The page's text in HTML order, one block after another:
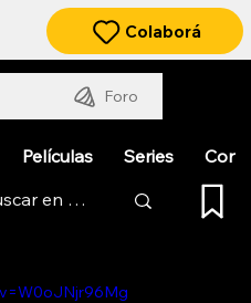
Foro
Colaborá
Películas Series